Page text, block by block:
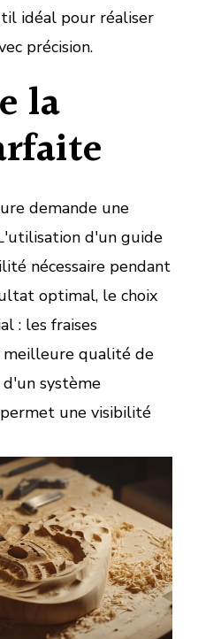
idéal pour réaliser
précision.
la
demande une
d'un guide
nécessaire pendant
optimal, le choix
: les fraises
meilleure qualité de
d'un système
une visibilité